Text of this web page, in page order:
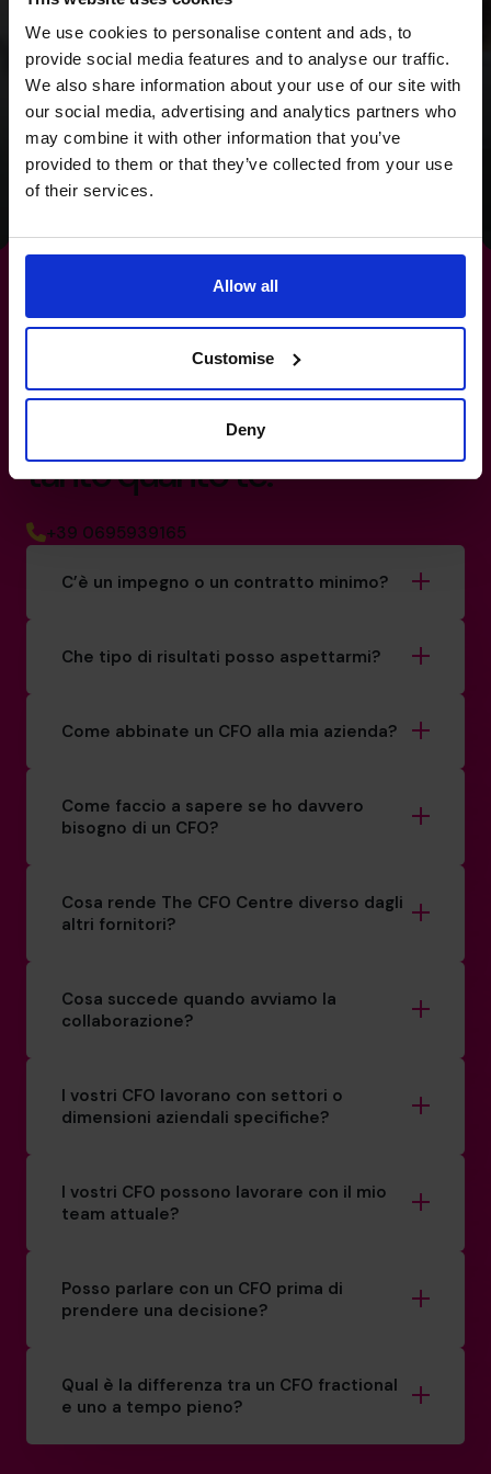
We use cookies to personalise content and ads, to
provide social media features and to analyse our traffic.
We also share information about your use of our site with
our social media, advertising and analytics partners who
may combine it with other information that you’ve
provided to them or that they’ve collected from your use
of their services.
Allow all
Customise
Deny
abbiamo fornito al
Wild Planet Trust una
visione chiara per il
futuro.
Leggi la storia di successo
È ora che la tua
pianificazione fiscale
tanto quanto te.
+39 0695939165
C’è un impegno o un contratto minimo?
Che tipo di risultati posso aspettarmi?
Come abbinate un CFO alla mia azienda?
Come faccio a sapere se ho davvero
bisogno di un CFO?
Cosa rende The CFO Centre diverso dagli
altri fornitori?
Cosa succede quando avviamo la
collaborazione?
I vostri CFO lavorano con settori o
dimensioni aziendali specifiche?
I vostri CFO possono lavorare con il mio
team attuale?
Posso parlare con un CFO prima di
prendere una decisione?
Qual è la differenza tra un CFO fractional
e uno a tempo pieno?